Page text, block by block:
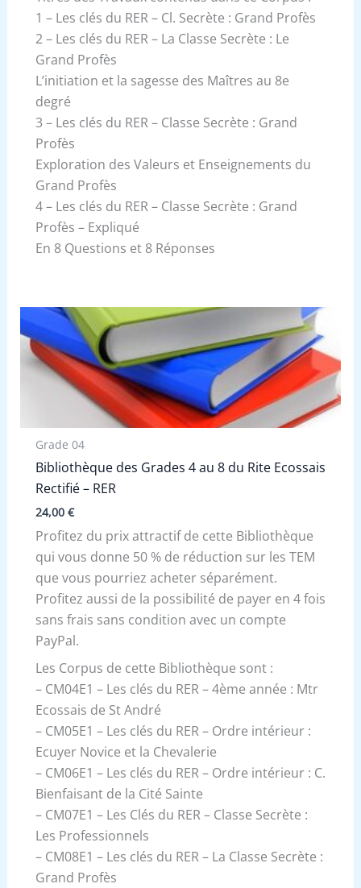
1 – Les clés du RER – Cl. Secrète : Grand Profès
2 – Les clés du RER – La Classe Secrète : Le
Grand Profès
L’initiation et la sagesse des Maîtres au 8e
degré
3 – Les clés du RER – Classe Secrète : Grand
Profès
Exploration des Valeurs et Enseignements du
Grand Profès
4 – Les clés du RER – Classe Secrète : Grand
Profès – Expliqué
En 8 Questions et 8 Réponses
Grade 04
Bibliothèque des Grades 4 au 8 du Rite Ecossais
Rectifié – RER
24,00 €
Profitez du prix attractif de cette Bibliothèque
qui vous donne 50 % de réduction sur les TEM
que vous pourriez acheter séparément.
Profitez aussi de la possibilité de payer en 4 fois
sans frais sans condition avec un compte
PayPal.
Les Corpus de cette Bibliothèque sont :
– CM04E1 – Les clés du RER – 4ème année : Mtr
Ecossais de St André
– CM05E1 – Les clés du RER – Ordre intérieur :
Ecuyer Novice et la Chevalerie
– CM06E1 – Les clés du RER – Ordre intérieur : C.
Bienfaisant de la Cité Sainte
– CM07E1 – Les Clés du RER – Classe Secrète :
Les Professionnels
– CM08E1 – Les clés du RER – La Classe Secrète :
Grand Profès